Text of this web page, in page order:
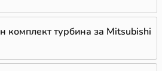
комплект турбина за Mitsubishi